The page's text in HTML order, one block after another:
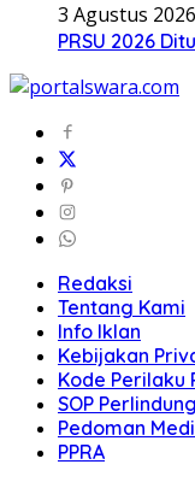
3 Agustus 2026
PRSU 2026
Redaksi
Tentang Kami
Info Iklan
Kebijakan
Kode Perilaku
SOP
Pedoman
PPRA